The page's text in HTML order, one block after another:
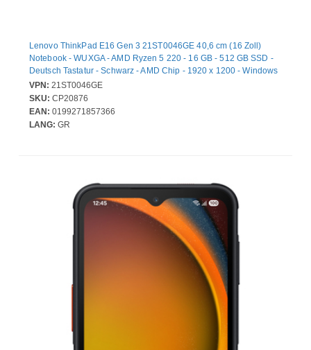
Lenovo ThinkPad E16 Gen 3 21ST0046GE 40,6 cm (16 Zoll)
Notebook - WUXGA - AMD Ryzen 5 220 - 16 GB - 512 GB SSD -
Deutsch Tastatur - Schwarz - AMD Chip - 1920 x 1200 - Windows
11 Pro - AMD - IPS-Technologie (In-Plane-Switching) - Webcam -
IEEE 802.11ax Wireless LAN-Standard - Wi-Fi 6E
VPN: 21ST0046GE
SKU: CP20876
EAN: 0199271857366
LANG: GR